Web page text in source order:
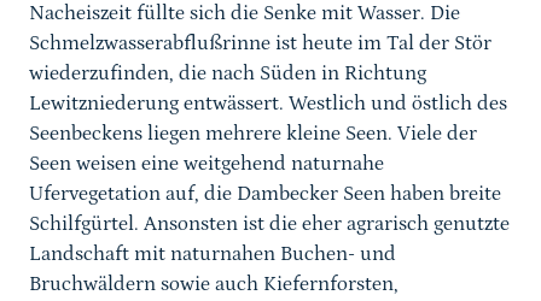
Nacheiszeit füllte sich die Senke mit Wasser. Die
Schmelzwasserabflußrinne ist heute im Tal der Stör
wiederzufinden, die nach Süden in Richtung
Lewitzniederung entwässert. Westlich und östlich des
Seenbeckens liegen mehrere kleine Seen. Viele der
Seen weisen eine weitgehend naturnahe
Ufervegetation auf, die Dambecker Seen haben breite
Schilfgürtel. Ansonsten ist die eher agrarisch genutzte
Landschaft mit naturnahen Buchen- und
Bruchwäldern sowie auch Kiefernforsten,